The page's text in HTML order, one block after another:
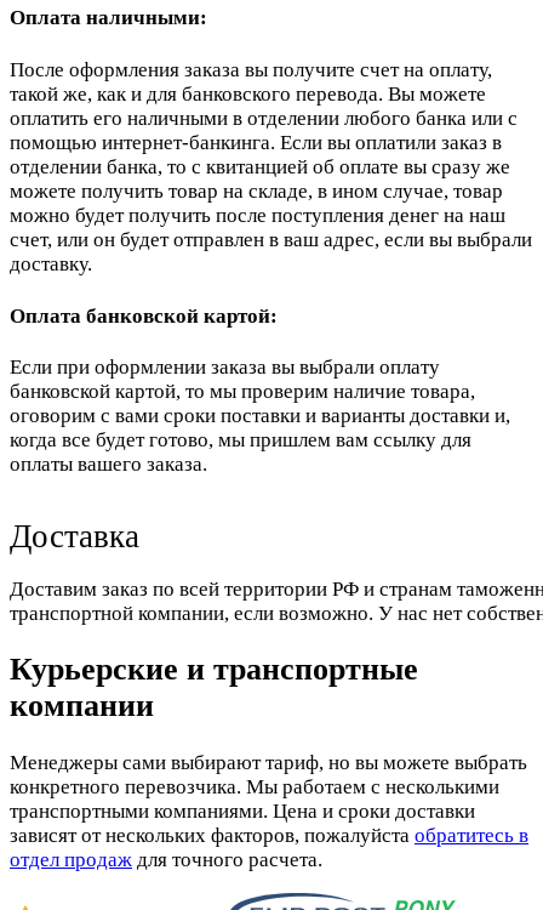
Оплата наличными:
После оформления заказа вы получите счет на оплату,
такой же, как и для банковского перевода. Вы можете
оплатить его наличными в отделении любого банка или с
помощью интернет-банкинга. Если вы оплатили заказ в
отделении банка, то с квитанцией об оплате вы сразу же
можете получить товар на складе, в ином случае, товар
можно будет получить после поступления денег на наш
счет, или он будет отправлен в ваш адрес, если вы выбрали
доставку.
Оплата банковской картой:
Если при оформлении заказа вы выбрали оплату
банковской картой, то мы проверим наличие товара,
оговорим с вами сроки поставки и варианты доставки и,
когда все будет готово, мы пришлем вам ссылку для
оплаты вашего заказа.
Доставка
Доставим заказ по всей территории РФ и странам
транспортной компании, если возможно. У нас нет
Курьерские и транспортные
компании
Менеджеры сами выбирают тариф, но вы можете выбрать
конкретного перевозчика. Мы работаем с несколькими
транспортными компаниями. Цена и сроки доставки
зависят от нескольких факторов, пожалуйста обратитесь в
отдел продаж для точного расчета.